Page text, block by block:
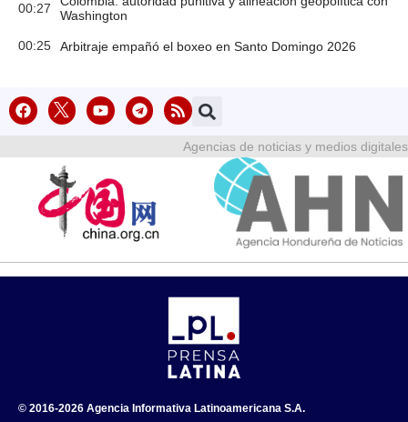
00:27
Washington
00:25 Arbitraje empañó el boxeo en Santo Domingo 2026
Agencias de noticias y medios digitales
© 2016-2026 Agencia Informativa Latinoamericana S.A.